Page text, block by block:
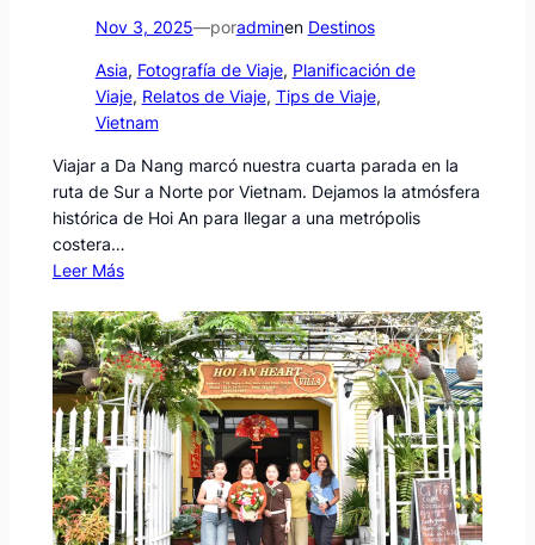
Nov 3, 2025—poradminen Destinos
Asia, Fotografía de Viaje, Planificación de
Viaje, Relatos de Viaje, Tips de Viaje
Vietnam
Viajar a Da Nang marcó nuestra cuarta parada en la
ruta de Sur a Norte por Vietnam. Dejamos la atmósfera
histórica de Hoi An para llegar a una metrópolis
costera…
Leer Más